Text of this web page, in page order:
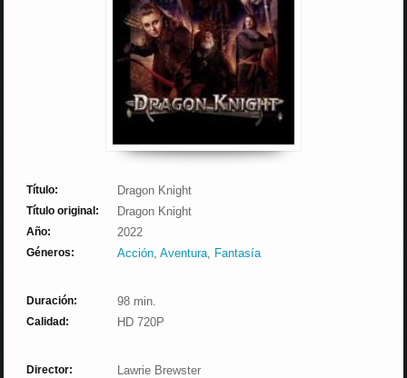
Título: Dragon Knight
Título original: Dragon Knight
Año: 2022
Géneros: Acción,Aventura, Fantasía
Duración: 98 min.
Calidad: HD 720P
Director: Lawrie Brewster